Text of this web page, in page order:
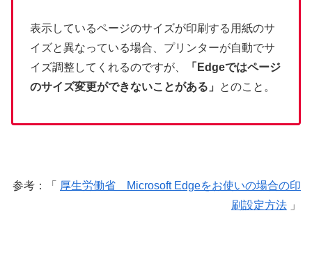
表示しているページのサイズが印刷する用紙のサ
イズと異なっている場合、プリンターが自動でサ
イズ調整してくれるのですが、
「Edgeではページ
のサイズ変更ができないことがある」
とのこと。
参考：「
厚生労働省 Microsoft Edgeをお使いの場合の印
刷設定方法 」